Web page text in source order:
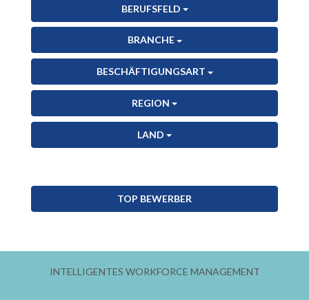
BERUFSFELD
BRANCHE
BESCHÄFTIGUNGSART
REGION
LAND
TOP BEWERBER
INTELLIGENTES WORKFORCE MANAGEMENT